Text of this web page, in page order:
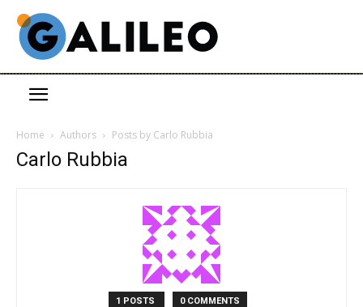
Home Authors Posts by Carlo Rubbia
Carlo Rubbia
1 POSTS 0 COMMENTS